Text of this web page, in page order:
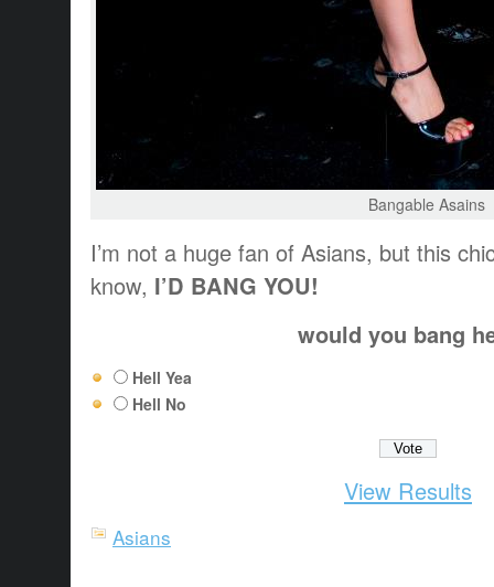
Bangable Asains
I’m not a huge fan of Asians, but this
know, I’D BANG YOU!
would you bang
Hell Yea
Hell No
View Results
Asians